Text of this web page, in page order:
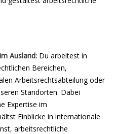
Ausland: Du arbeitest in
Bereichen,
Arbeitsrechtsabteilung oder
Standorten. Dabei
Expertise im
Einblicke in internationale
arbeitsrechtliche